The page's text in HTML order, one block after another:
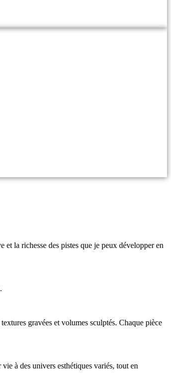
la richesse des pistes que je peux développer en
gravées et volumes sculptés. Chaque pièce
à des univers esthétiques variés, tout en